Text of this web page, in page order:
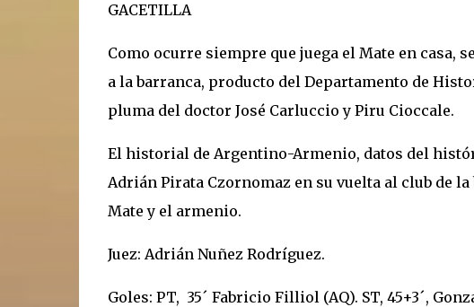
GACETILLA
Como ocurre siempre que juega el Mate en
a la barranca, producto del Departamento de
pluma del doctor José Carluccio y Piru Cioccale.
El historial de Argentino-Armenio, datos del
Adrián Pirata Czornomaz en su vuelta al club de
Mate y el armenio.
Juez: Adrián Nuñez Rodríguez.
Goles: PT, 35´ Fabricio Filliol (AQ). ST, 45+3´,